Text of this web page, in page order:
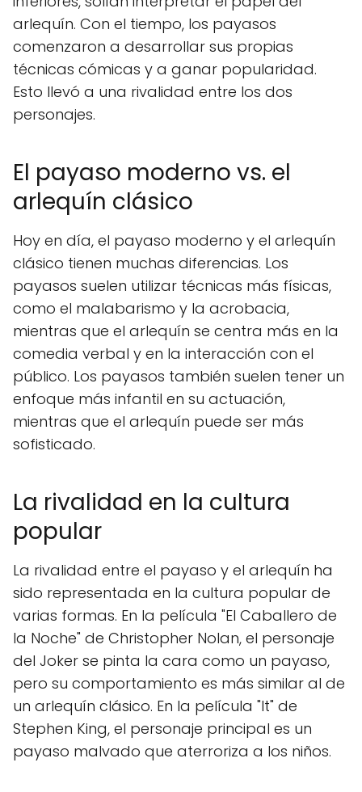
arlequín. Con el tiempo, los payasos
comenzaron a desarrollar sus propias
técnicas cómicas y a ganar popularidad.
Esto llevó a una rivalidad entre los dos
personajes.
El payaso moderno vs. el
arlequín clásico
Hoy en día, el payaso moderno y el arlequín
clásico tienen muchas diferencias. Los
payasos suelen utilizar técnicas más físicas,
como el malabarismo y la acrobacia,
mientras que el arlequín se centra más en la
comedia verbal y en la interacción con el
público. Los payasos también suelen tener un
enfoque más infantil en su actuación,
mientras que el arlequín puede ser más
sofisticado.
La rivalidad en la cultura
popular
La rivalidad entre el payaso y el arlequín ha
sido representada en la cultura popular de
varias formas. En la película "El Caballero de
la Noche" de Christopher Nolan, el personaje
del Joker se pinta la cara como un payaso,
pero su comportamiento es más similar al de
un arlequín clásico. En la película "It" de
Stephen King, el personaje principal es un
payaso malvado que aterroriza a los niños.